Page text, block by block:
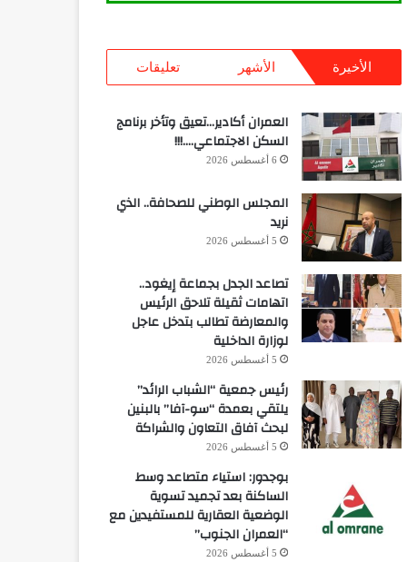
الأخيرة الأشهر تعليقات
العمران أكادير…تعيق وتأخر برنامج
السكن الاجتماعي….!!!
6 أغسطس 2026
المجلس الوطني للصحافة.. الذي
نريد
5 أغسطس 2026
تصاعد الجدل بجماعة إيغود..
اتهامات ثقيلة تلاحق الرئيس
والمعارضة تطالب بتدخل عاجل
لوزارة الداخلية
5 أغسطس 2026
رئيس جمعية “الشباب الرائد”
يلتقي بعمدة “سو-آفا” بالبنين
لبحث آفاق التعاون والشراكة
5 أغسطس 2026
بوجدور: استياء متصاعد وسط
الساكنة بعد تجميد تسوية
الوضعية العقارية للمستفيدين مع
“العمران الجنوب”
5 أغسطس 2026